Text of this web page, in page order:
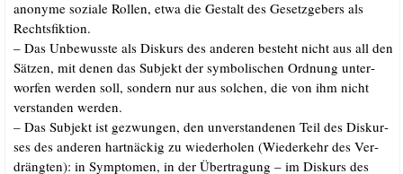
anony­me sozia­le Rol­len, etwa die Gestalt des Gesetz­ge­bers als
Rechtsfiktion.
– Das Unbe­wuss­te als Dis­kurs des ande­ren besteht nicht aus all den
Sät­zen, mit denen das Sub­jekt der sym­bo­li­schen Ord­nung unter­
wor­fen wer­den soll, son­dern nur aus sol­chen, die von ihm nicht
ver­stan­den werden.
– Das Sub­jekt ist gezwun­gen, den unver­stan­de­nen Teil des Dis­kur­
ses des ande­ren hart­nä­ckig zu wie­der­ho­len (Wie­der­kehr des Ver­
dräng­ten): in Sym­pto­men, in der Über­tra­gung – im Dis­kurs des